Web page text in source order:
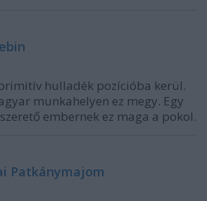
hulladék pozícióba kerül.
munkahelyen ez megy. Egy
embernek ez maga a pokol.
Patkánymajom